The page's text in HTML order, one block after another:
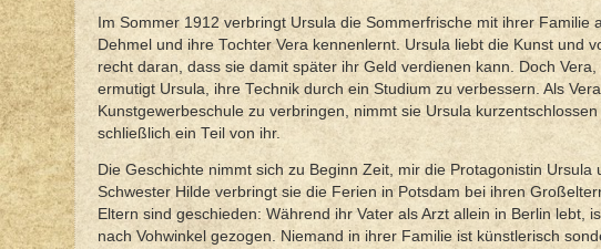
Im Sommer 1912 verbringt Ursula die Sommerfrische mit ihrer
Dehmel und ihre Tochter Vera kennenlernt. Ursula liebt die Kunst und
recht daran, dass sie damit später ihr Geld verdienen kann. Doch
ermutigt Ursula, ihre Technik durch ein Studium zu verbessern. Als
Kunstgewerbeschule zu verbringen, nimmt sie Ursula
schließlich ein Teil von ihr.
Die Geschichte nimmt sich zu Beginn Zeit, mir die Protagonistin
Schwester Hilde verbringt sie die Ferien in Potsdam bei ihren
Eltern sind geschieden: Während ihr Vater als Arzt allein in Berlin
nach Vohwinkel gezogen. Niemand in ihrer Familie ist künstlerisch